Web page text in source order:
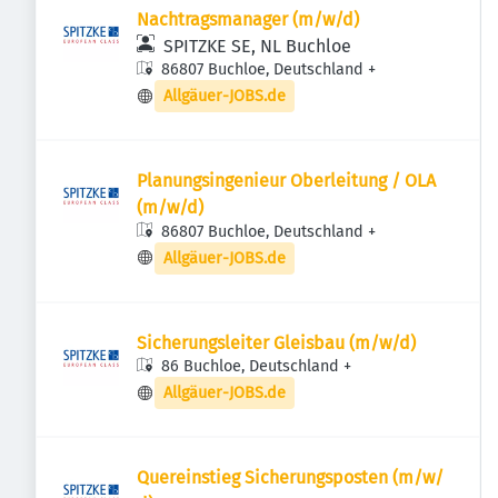
Nachtragsmanager (m/​w/​d)
SPITZKE SE, NL Buchloe
86807 Buchloe, Deutschland +
Allgäuer-JOBS.de
Planungsingenieur Oberleitung / OLA
(m/​w/​d)
86807 Buchloe, Deutschland +
Allgäuer-JOBS.de
Sicherungsleiter Gleisbau (m/​w/​d)
86 Buchloe, Deutschland +
Allgäuer-JOBS.de
Quereinstieg Sicherungsposten (m/​w/​